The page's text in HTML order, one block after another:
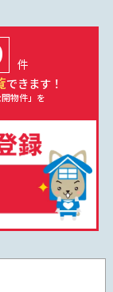
件
できます！
物件」を